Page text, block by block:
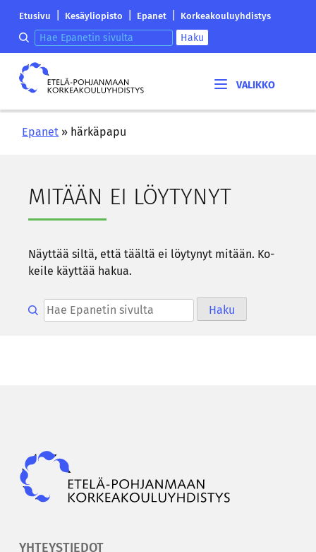
Etelä-
korkeakouluyhdistyksen
saapumissivu
Etusivu Kesäyliopisto Epanet Korkeakouluyhdistys
Hae epanetin sivulta Haku
Etelä-
Pohjanmaan
Epanet » härkäpapu
MI­TÄÄN EI LÖY­TY­NYT
Näyt­tää siltä, että tääl­tä ei löy­ty­nyt mi­tään. Ko­
kei­le käyt­tää hakua.
Hae epanetin sivulta Haku
YHTEYSTIEDOT